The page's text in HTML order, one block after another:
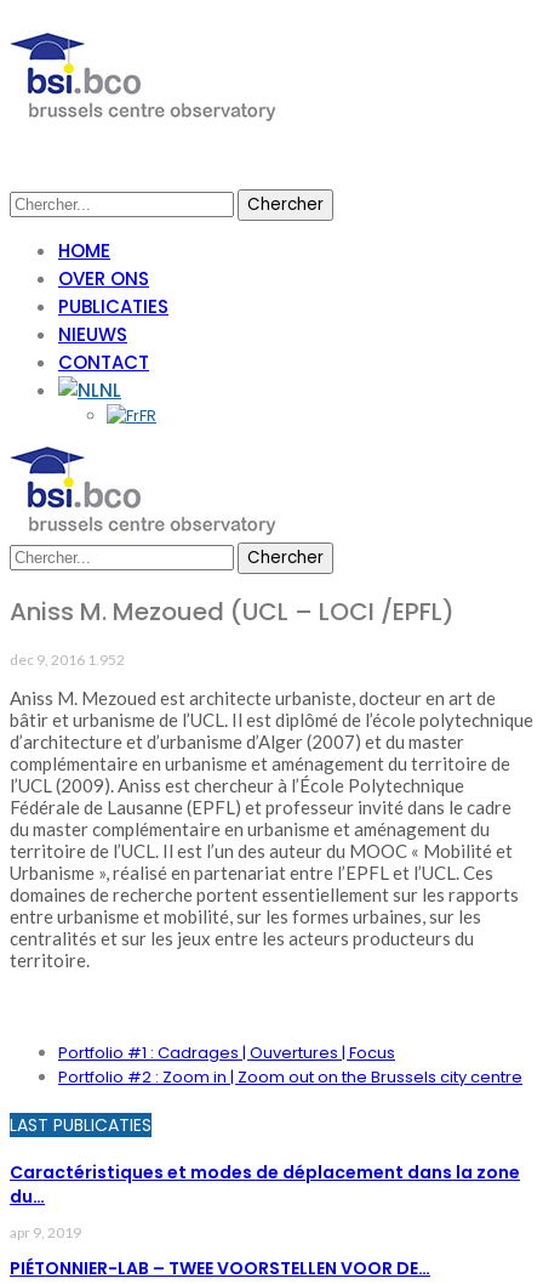
HOME
OVER ONS
PUBLICATIES
NIEUWS
CONTACT
NL
FR
Aniss M. Mezoued (UCL – LOCI /EPFL)
dec 9, 2016 1.952
Aniss M. Mezoued est architecte urbaniste, docteur en art de
bâtir et urbanisme de l’UCL. Il est diplômé de l’école polytechnique
d’architecture et d’urbanisme d’Alger (2007) et du master
complémentaire en urbanisme et aménagement du territoire de
l’UCL (2009). Aniss est chercheur à l’École Polytechnique
Fédérale de Lausanne (EPFL) et professeur invité dans le cadre
du master complémentaire en urbanisme et aménagement du
territoire de l’UCL. Il est l’un des auteur du MOOC « Mobilité et
Urbanisme », réalisé en partenariat entre l’EPFL et l’UCL. Ces
domaines de recherche portent essentiellement sur les rapports
entre urbanisme et mobilité, sur les formes urbaines, sur les
centralités et sur les jeux entre les acteurs producteurs du
territoire.
Portfolio #1 : Cadrages | Ouvertures | Focus
Portfolio #2 : Zoom in | Zoom out on the Brussels city centre
LAST PUBLICATIES
Caractéristiques et modes de déplacement dans la zone
du…
apr 9, 2019
PIÉTONNIER-LAB – TWEE VOORSTELLEN VOOR DE…